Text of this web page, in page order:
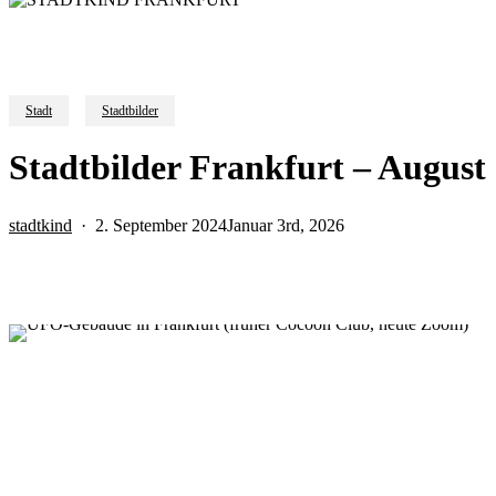
Stadt Stadtbilder
Stadtbilder Frankfurt – August
stadtkind 2. September 2024Januar 3rd, 2026